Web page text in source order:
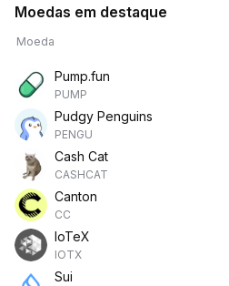
Moedas em destaque
Moeda
Pump.fun
PUMP
Pudgy Penguins
PENGU
Cash Cat
CASHCAT
Canton
CC
IoTeX
IOTX
Sui